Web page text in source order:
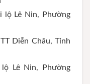
lộ Lê Nin, Phường
Diễn Châu, Tỉnh
Lê Nin, Phường